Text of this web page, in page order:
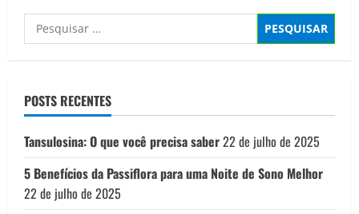
que
é
e
para
Pesquisar
por:
POSTS RECENTES
Tansulosina: O que você precisa saber22 de julho de 2025
5 Benefícios da Passiflora para uma Noite de Sono Melhor
22 de julho de 2025